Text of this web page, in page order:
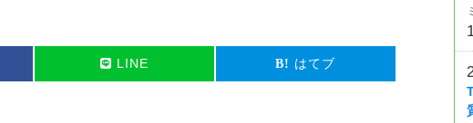
LINE はてブ